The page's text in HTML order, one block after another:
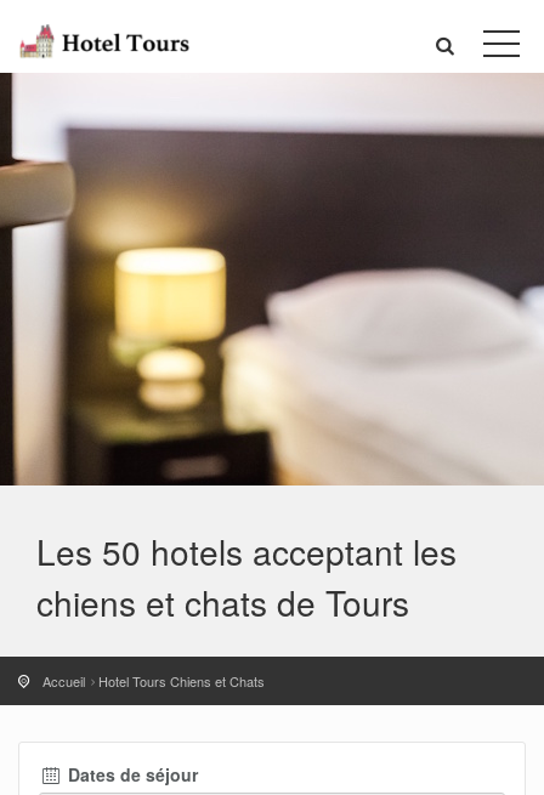
Les 50 hotels acceptant les
chiens et chats de Tours
Accueil Hotel Tours Chiens et Chats
Dates de séjour